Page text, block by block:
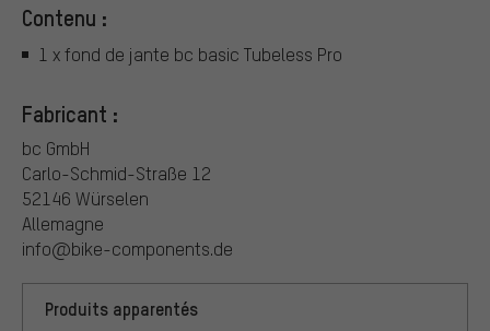
Contenu :
1 x fond de jante bc basic Tubeless Pro
Fabricant :
bc GmbH
Carlo-Schmid-Straße 12
52146 Würselen
Allemagne
info@bike-components.de
Produits apparentés